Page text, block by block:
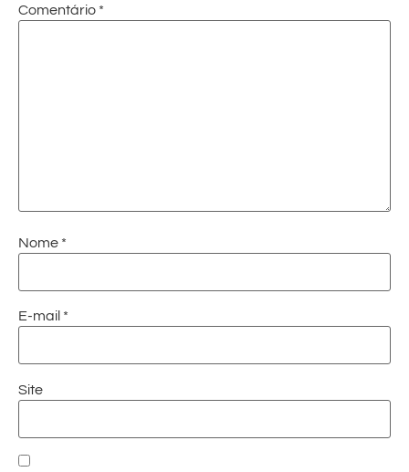
Comentário *
Nome *
E-mail *
Site